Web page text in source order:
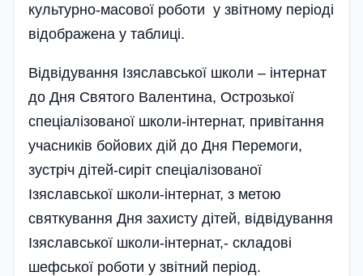
культурно-масової роботи у звітному періоді
відображена у таблиці.
Відвідування Ізяславської школи – інтернат
до Дня Святого Валентина, Острозької
спеціалі­зованої школи-інтернат, привітання
учасників бойових дій до Дня Перемоги,
зустріч дітей-сиріт спеціалізованої
Ізяславської школи-інтернат, з метою
святкування Дня захисту дітей, відвідування
Ізяславської школи-інтернат,- складові
шефської роботи у звітний період.